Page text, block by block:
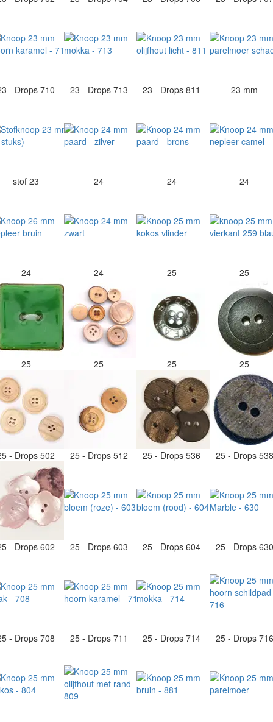
- Drops 710 23 - Drops 713 23 - Drops 811 23 mm
stof 23 24 24 24
24 24 25 25
25 25 25 25
- Drops 502 25 - Drops 512 25 - Drops 536 25 - Drops
- Drops 602 25 - Drops 603 25 - Drops 604 25 - Drops
- Drops 708 25 - Drops 711 25 - Drops 714 25 - Drops